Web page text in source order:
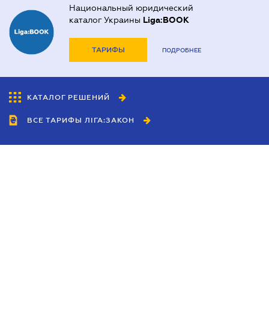
Национальный юридический
каталог Украины Liga:BOOK
ТАРИФЫ ПОДРОБНЕЕ
КАТАЛОГ РЕШЕНИЙ
ВСЕ ТАРИФЫ ЛІГА:ЗАКОН